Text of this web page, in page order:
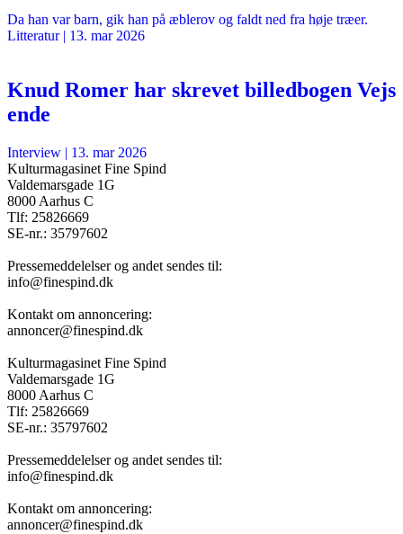
Da han var barn, gik han på æblerov og faldt ned fra høje træer.
Litteratur| 13. mar 2026
Knud Romer har skrevet billedbogen Vejs
ende
Interview | 13. mar 2026
Kulturmagasinet Fine Spind
Valdemarsgade 1G
8000 Aarhus C
Tlf: 25826669
SE-nr.: 35797602
Pressemeddelelser og andet sendes til:
info@finespind.dk
Kontakt om annoncering:
annoncer@finespind.dk
Kulturmagasinet Fine Spind
Valdemarsgade 1G
8000 Aarhus C
Tlf: 25826669
SE-nr.: 35797602
Pressemeddelelser og andet sendes til:
info@finespind.dk
Kontakt om annoncering:
annoncer@finespind.dk